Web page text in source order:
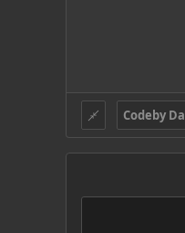
Codeby